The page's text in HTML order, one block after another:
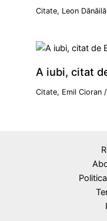
Citate, Leon Dănăilă
A iubi, citat
Citate, Emil Cioran